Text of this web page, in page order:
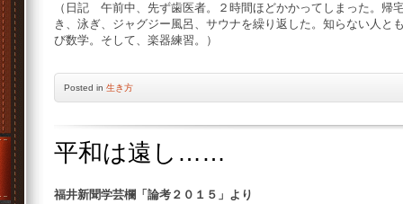
（日記 午前中、先ず歯医者。２時間ほどかかってしまった。帰
き、泳ぎ、ジャグジー風呂、サウナを繰り返した。知らない人と
び数学。そして、楽器練習。）
Posted in 生き方
平和は遠し……
福井新聞学芸欄「論考２０１５」より